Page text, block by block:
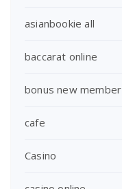
asianbookie all
baccarat online
bonus new member
cafe
Casino